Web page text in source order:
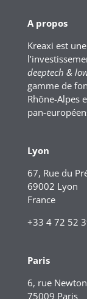
A propos
Kreaxi est
deeptech &
gamme de
Rhône-Alpes
pan-
Lyon
67, Rue du
69002 Lyon
France
+33 4 72 52
Paris
6, rue Newton
75009 Paris